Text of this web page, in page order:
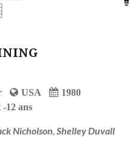
USA
1980
12 ans
Nicholson, Shelley Duvall